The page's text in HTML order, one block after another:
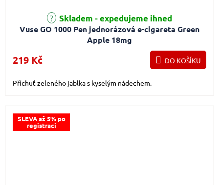
Vuse GO 1000 Pen jednorázová e-cigareta Green
Apple 18mg
Průměrné hodnocení produktu je 5,0 z 5 hvězdiček.
Skladem - expedujeme ihned
219 Kč DO KOŠÍKU
Příchuť zeleného jablka s kyselým nádechem.
SLEVA až 5% po
registraci